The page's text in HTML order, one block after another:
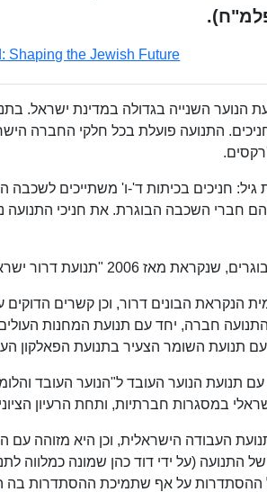
Shaping the Jewish Future
היא תנועת הנוער השנייה בגדולה במדינת ישראל.
התנועה פועלת בכל חלקי החברה
חניכים בכיתות ד'-ו' משתייכים לשכבה
חברי השכבה הבוגרת. את חניכי התנועה
הנקראת הבונים דרור, וכן קשרים הדוקים
התנועה חברה, יחד עם תנועת המחנות
עם תנועת השומר הצעיר בתנועת הפאלקון
עם תנועת הנוער העובד ל"הנוער העובד
במסגרות חברתיות, ותחת הרעיון
העבודה הישראלית, וכן היא מזוהה
התנועה (על ידי דוד כהן שמונה כמלווה
ההסתדרות על אף שתמיכת ההסתדרות